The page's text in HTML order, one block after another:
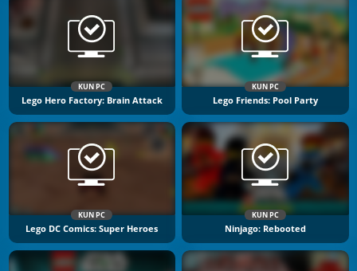
KUN PC
Lego Hero Factory: Brain Attack
KUN PC
Lego Friends: Pool Party
KUN PC
Lego DC Comics: Super Heroes
KUN PC
Ninjago: Rebooted